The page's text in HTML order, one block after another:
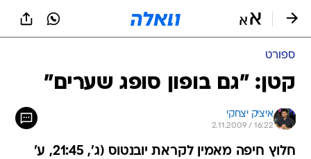
ספורט
קטן: "גם בופון סופג שערים"
איציק יצחקי
2.11.2009 / 16:22
חלוץ חיפה מאמין לקראת יובנטוס (ג', 21:45, ע'